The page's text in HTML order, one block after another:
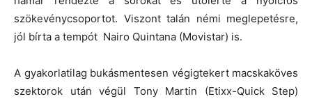
szökevénycsoportot. Viszont talán némi meglepetésre,
jól bírta a tempót Nairo Quintana (Movistar) is.
A gyakorlatilag bukásmentesen végigtekert macskaköves
szektorok után végül Tony Martin (Etixx-Quick Step)